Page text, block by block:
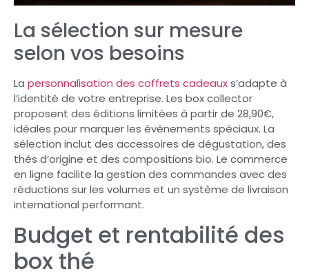
La sélection sur mesure
selon vos besoins
La personnalisation des coffrets cadeauxs’adapte à
l’identité de votre entreprise. Les box collector
proposent des éditions limitées à partir de 28,90€,
idéales pour marquer les événements spéciaux. La
sélection inclut des accessoires de dégustation, des
thés d’origine et des compositions bio. Le commerce
en ligne facilite la gestion des commandes avec des
réductions sur les volumes et un système de livraison
international performant.
Budget et rentabilité des
box thé